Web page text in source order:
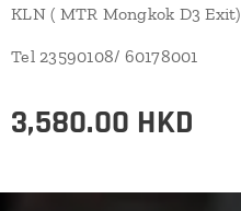
KLN ( MTR Mongkok D3 Exit)
Tel 23590108/ 60178001
3,580.00 HKD